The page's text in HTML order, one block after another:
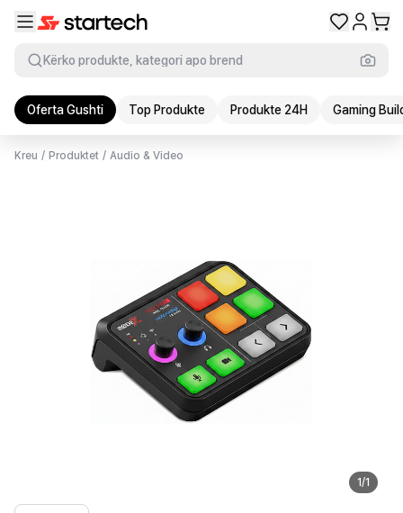
Kërko produkte, kategori apo brend
Oferta Gushti Top Produkte Produkte 24H Gaming
Kreu / Produktet / Audio & Video
1/1